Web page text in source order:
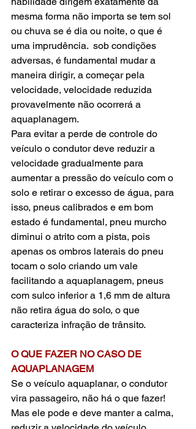
mesma forma não importa se tem sol
ou chuva se é dia ou noite, o que é
uma imprudência.  sob condições
adversas, é fundamental mudar a
maneira dirigir, a começar pela
velocidade, velocidade reduzida
provavelmente não ocorrerá a
aquaplanagem.
Para evitar a perde de controle do
veículo o condutor deve reduzir a
velocidade gradualmente para
aumentar a pressão do veículo com o
solo e retirar o excesso de água, para
isso, pneus calibrados e em bom
estado é fundamental, pneu murcho
diminui o atrito com a pista, pois
apenas os ombros laterais do pneu
tocam o solo criando um vale
facilitando a aquaplanagem, pneus
com sulco inferior a 1,6 mm de altura
não retira água do solo, o que
caracteriza infração de trânsito.
O QUE FAZER NO CASO DE
AQUAPLANAGEM
Se o veículo aquaplanar, o condutor
vira passageiro, não há o que fazer!
Mas ele pode e deve manter a calma,